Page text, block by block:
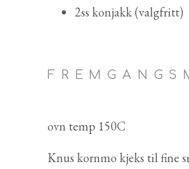
2ss konjakk (valgfritt)
ovn temp 150C
Knus kornmo kjeks til fine